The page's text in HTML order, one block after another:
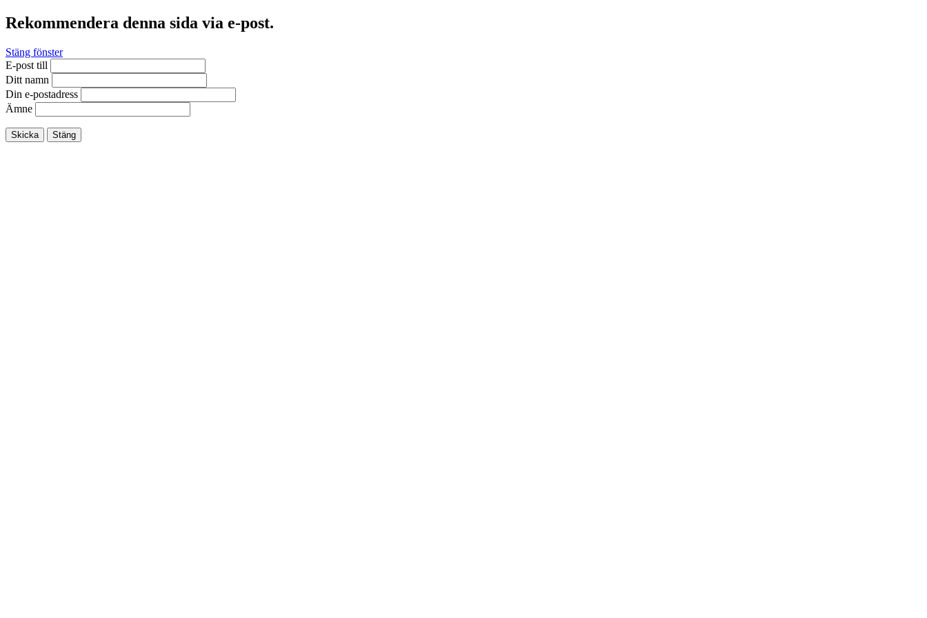
Rekommendera denna sida via e-post.
Stäng fönster
E-post till
Ditt namn
Din e-postadress
Ämne
Skicka Stäng